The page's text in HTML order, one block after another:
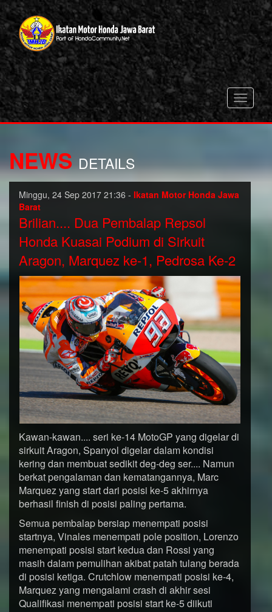
Toggle
NEWS DETAILS
Minggu, 24 Sep 2017 21:36 - Ikatan Motor Honda Jawa
Barat
Brilian.... Dua Pembalap Repsol
Honda Kuasai Podium di Sirkuit
Aragon, Marquez ke-1, Pedrosa Ke-2
Kawan-kawan.... seri ke-14 MotoGP yang digelar di
sirkuit Aragon, Spanyol digelar dalam kondisi
kering dan membuat sedikit deg-deg ser.... Namun
berkat pengalaman dan kematangannya, Marc
Marquez yang start dari posisi ke-5 akhirnya
berhasil finish di posisi paling pertama.
Semua pembalap bersiap menempati posisi
startnya, Vinales menempati pole position, Lorenzo
menempati posisi start kedua dan Rossi yang
masih dalam pemulihan akibat patah tulang berada
di posisi ketiga. Crutchlow menempati posisi ke-4,
Marquez yang mengalami crash di akhir sesi
Qualifikasi menempati posisi start ke-5 diikuti